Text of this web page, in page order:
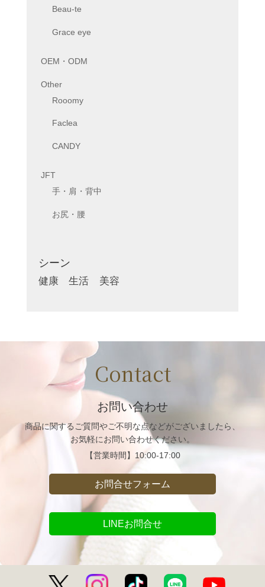
Beau-te
Grace eye
OEM・ODM
Other
Rooomy
Faclea
CANDY
JFT
手・肩・背中
お尻・腰
シーン
健康 生活 美容
Contact
お問い合わせ
商品に関するご質問やご不明な点などがございましたら、
お気軽にお問い合わせください。
【営業時間】 10:00-17:00
お問合せフォーム
LINEお問合せ